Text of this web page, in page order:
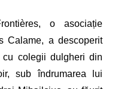
o asociație
Calame, a descoperit
colegii dulgheri din
sub îndrumarea lui